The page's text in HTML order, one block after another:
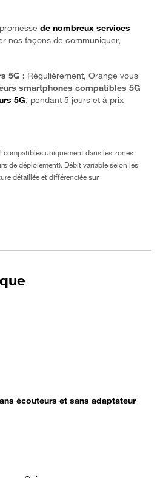
de nombreux services
nos façons de communiquer,
5G : Régulièrement, Orange vous
smartphones compatibles 5G
5G, pendant 5 jours et à prix
compatibles uniquement dans les zones
de déploiement). Débit variable selon les
détaillée et différenciée sur
écouteurs et sans adaptateur